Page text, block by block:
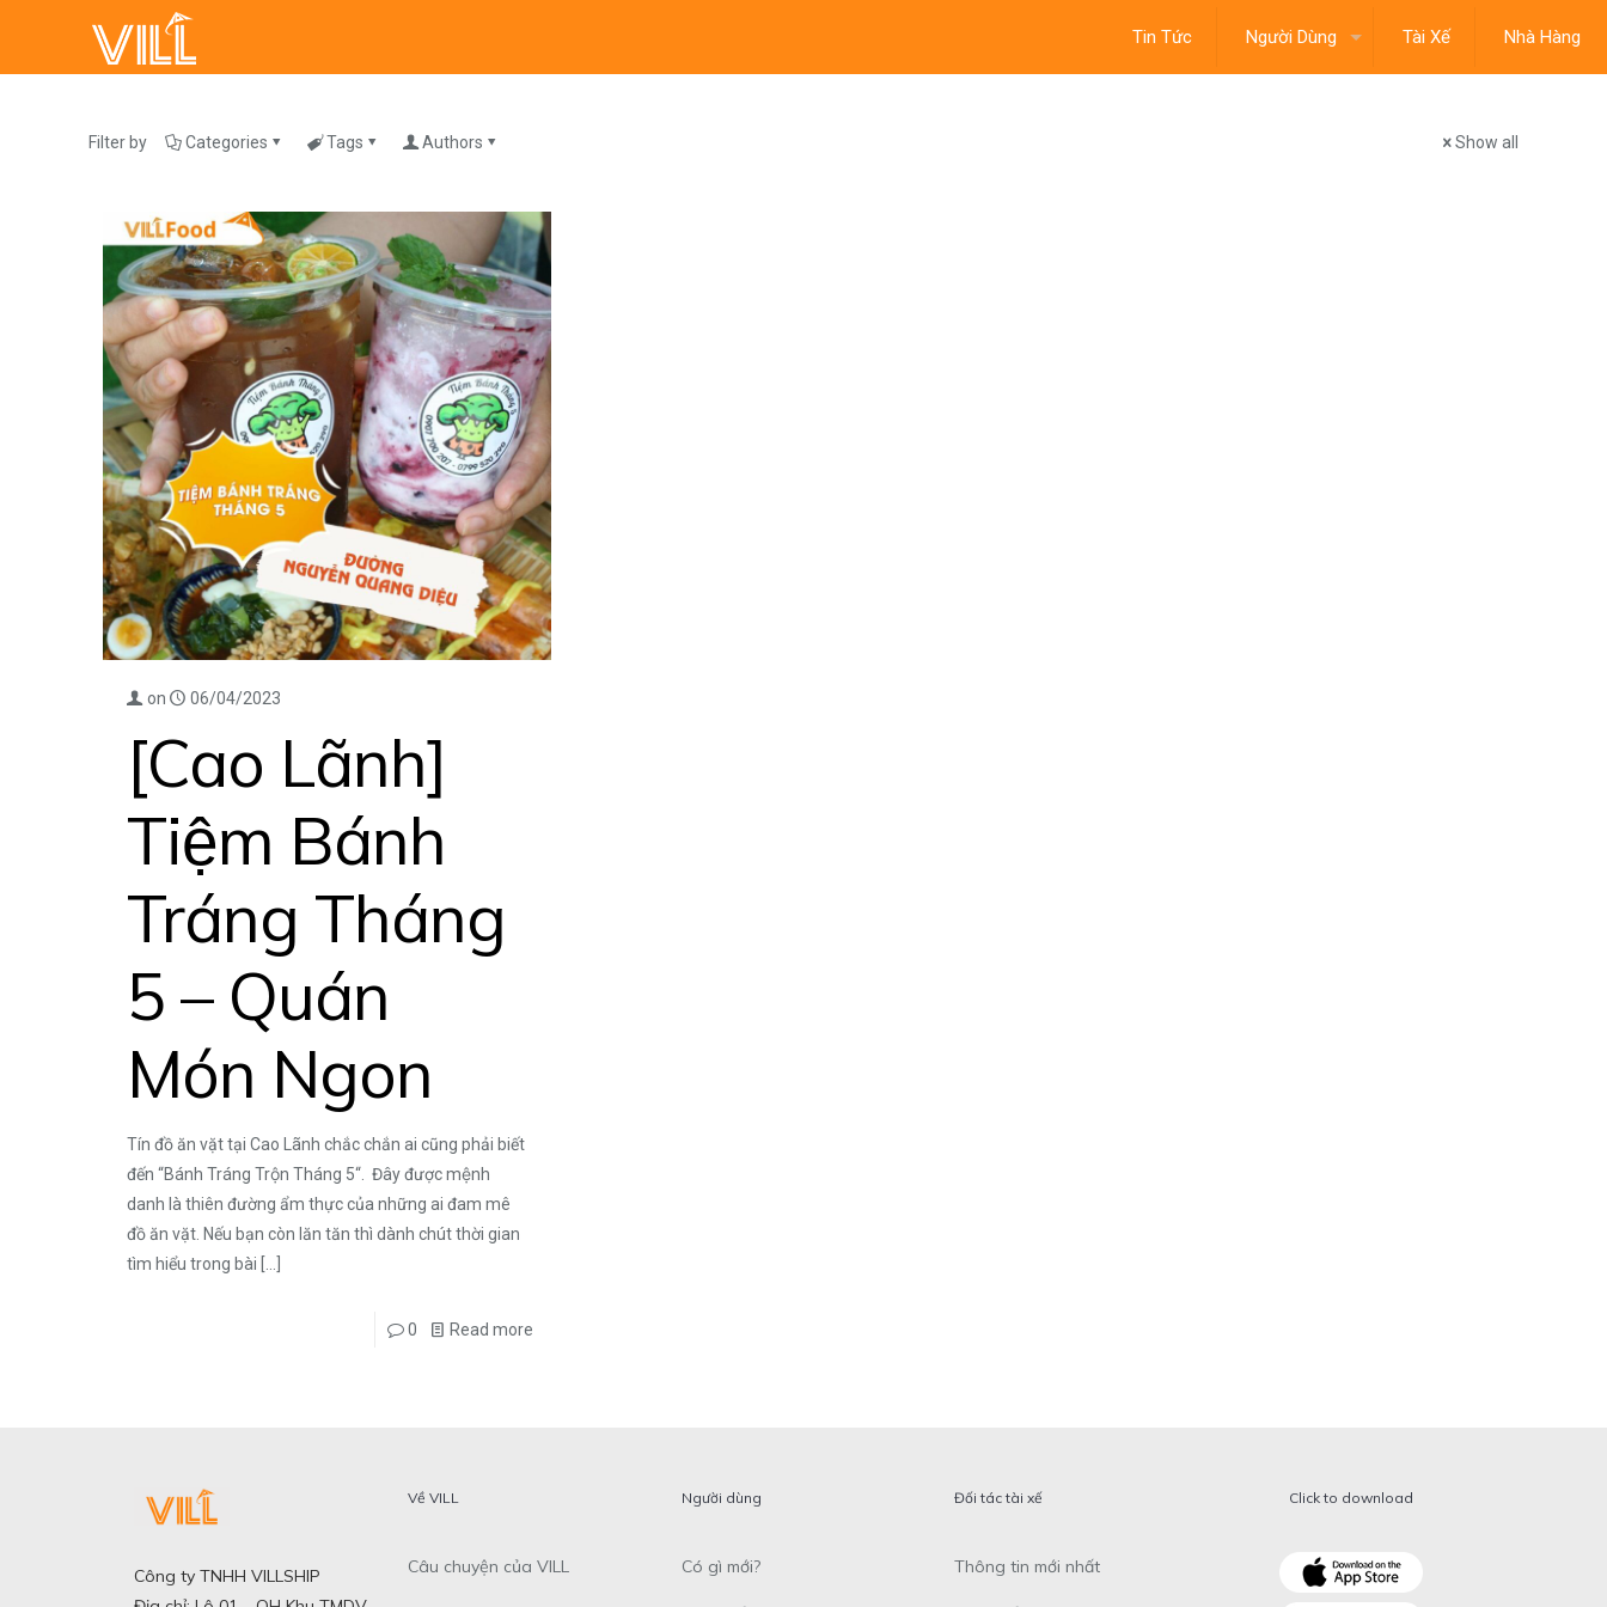
Tin Tức Người Dùng Tài Xế Nhà Hàng
Filter by Categories Tags Authors Show all
on 06/04/2023
[Cao Lãnh]
Tiệm Bánh
Tráng Tháng
5 – Quán
Món Ngon
Tín đồ ăn vặt tại Cao Lãnh chắc chắn ai cũng phải biết
đến “Bánh Tráng Trộn Tháng 5“. Đây được mệnh
danh là thiên đường ẩm thực của những ai đam mê
đồ ăn vặt. Nếu bạn còn lăn tăn thì dành chút thời gian
tìm hiểu trong bài
0 Read more
Công ty TNHH VILLSHIP
Về VILL
Câu chuyện của VILL
Người dùng
Có gì mới?
Đối tác tài xế
Thông tin mới nhất
Click to download